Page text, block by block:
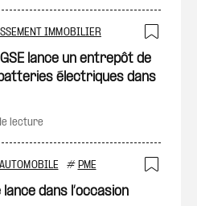
IMMOBILIER
lance un entrepôt de
électriques dans
lecture
AUTOMOBILE # PME
lance dans l’occasion